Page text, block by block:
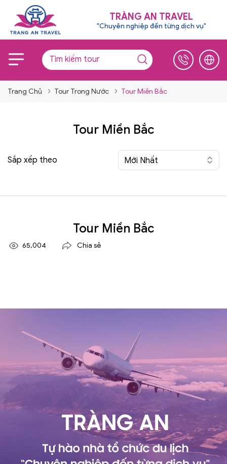
TRÀNG AN TRAVEL
"Chuyên nghiệp đến từng dịch vụ"
Trang Chủ Tour Trong Nước Tour Miền Bắc
Tour Miền Bắc
Sắp xếp theo Mới Nhất
Tour Miền Bắc
65,004 Chia sẻ